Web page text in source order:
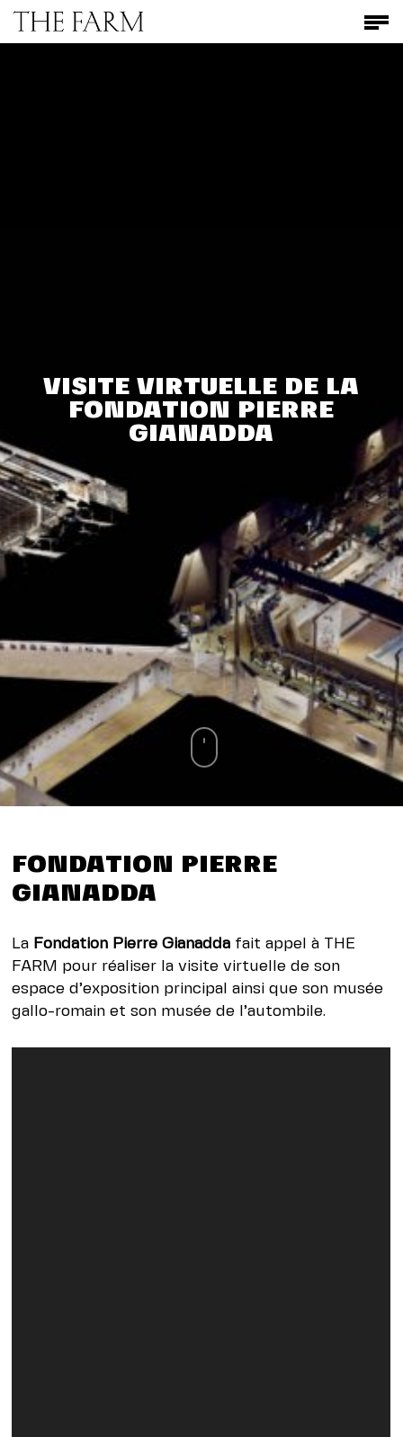
Skip
VISITE VIRTUELLE DE LA
FONDATION PIERRE
GIANADDA
FONDATION PIERRE
GIANADDA
La Fondation Pierre Gianadda fait appel à THE
FARM pour réaliser la visite virtuelle de son
espace d’exposition principal ainsi que son musée
gallo-romain et son musée de l’autombile.